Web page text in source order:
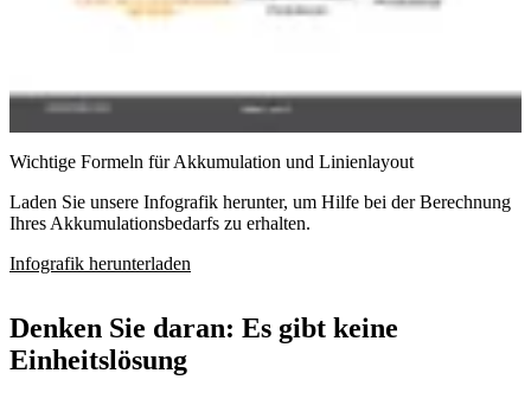
Wichtige Formeln für Akkumulation und Linienlayout
Laden Sie unsere Infografik herunter, um Hilfe bei der Berechnung
Ihres Akkumulationsbedarfs zu erhalten.
Infografik herunterladen
Denken Sie daran: Es gibt keine
Einheitslösung